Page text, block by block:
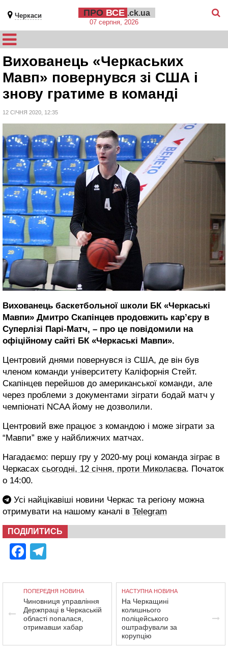
Черкаси ПРО ВСЕ .ck.ua
07 серпня, 2026
Вихованець «Черкаських
Мавп» повернувся зі США і
знову гратиме в команді
12 СІЧНЯ 2020, 12:35
Вихованець баскетбольної школи БК «Черкаські
Мавпи» Дмитро Скапінцев продовжить кар’єру в
Суперлізі Парі-Матч, – про це повідомили на
офіційному сайті БК «Черкаські Мавпи».
Центровий днями повернувся із США, де він був
членом команди університету Каліфорнія Стейт.
Скапінцев перейшов до американської команди, але
через проблеми з документами зіграти бодай матч у
чемпіонаті NCAA йому не дозволили.
Центровий вже працює з командою і може зіграти за
“Мавпи” вже у найближчих матчах.
Нагадаємо: першу гру у 2020-му році команда зіграє в
Черкасах сьогодні, 12 січня, проти Миколаєва. Початок
о 14:00.
Усі найцікавіші новини Черкас та регіону можна
отримувати на нашому каналі в Telegram
ПОДІЛИТИСЬ
Facebook
ПОПЕРЕДНЯ НОВИНА
Чиновниця управління
Держпраці в Черкаській
області попалася,
отримавши хабар
НАСТУПНА НОВИНА
На Черкащині
колишнього
поліцейського
оштрафували за
корупцію